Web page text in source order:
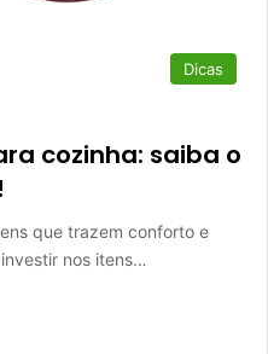
Dicas
cozinha: saiba o
que trazem conforto e
nos itens…